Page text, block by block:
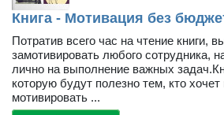
Книга - Мотивация без
Потратив всего час на чтение книги,
замотивировать любого сотрудника,
лично на выполнение важных
которую будут полезно тем, кто хочет
мотивировать ...